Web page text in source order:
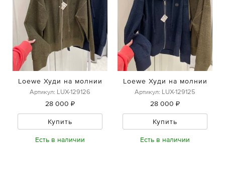
Loewe Худи на молнии
Артикул: LUX-129126
28 000 ₽
Купить
Есть в наличии
Loewe Худи на молнии
Артикул: LUX-129125
28 000 ₽
Купить
Есть в наличии